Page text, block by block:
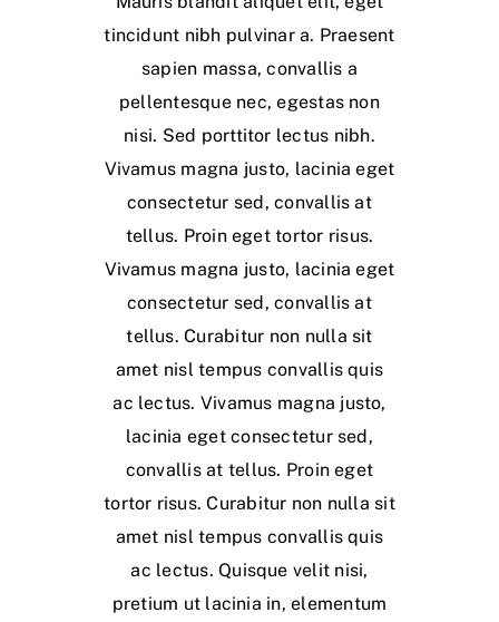
tincidunt nibh pulvinar a. Praesent
sapien massa, convallis a
pellentesque nec, egestas non
nisi. Sed porttitor lectus nibh.
Vivamus magna justo, lacinia eget
consectetur sed, convallis at
tellus. Proin eget tortor risus.
Vivamus magna justo, lacinia eget
consectetur sed, convallis at
tellus. Curabitur non nulla sit
amet nisl tempus convallis quis
ac lectus. Vivamus magna justo,
lacinia eget consectetur sed,
convallis at tellus. Proin eget
tortor risus. Curabitur non nulla sit
amet nisl tempus convallis quis
ac lectus. Quisque velit nisi,
pretium ut lacinia in, elementum